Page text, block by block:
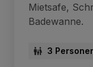
Mietsafe,
Badewanne.
3